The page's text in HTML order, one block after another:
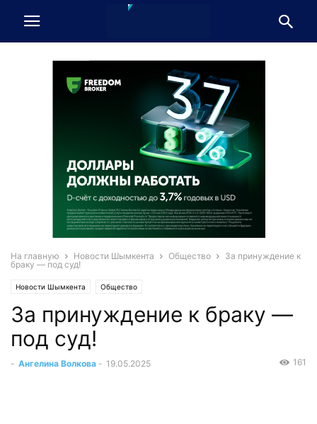
На главную Новости Шымкента Общество
За принуждение к
браку — под суд!
Новости Шымкента Общество
За принуждение к браку —
под суд!
- Ангелина Волкова - 19.05.2025 161